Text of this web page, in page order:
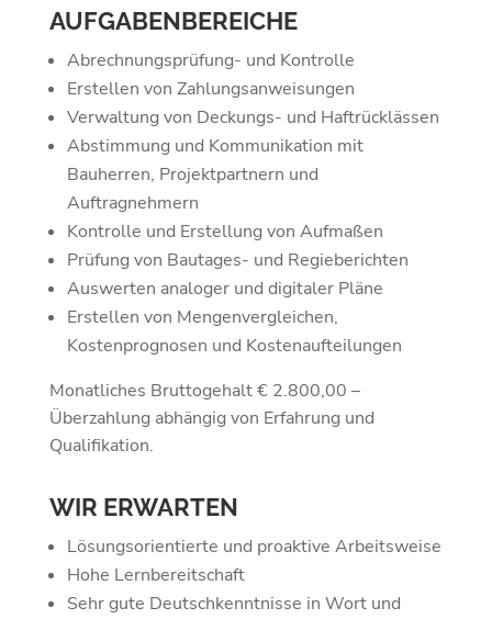
AUFGABENBEREICHE
Abrechnungsprüfung- und Kontrolle
Erstellen von Zahlungsanweisungen
Verwaltung von Deckungs- und Haftrücklässen
Abstimmung und Kommunikation mit
Bauherren, Projektpartnern und
Auftragnehmern
Kontrolle und Erstellung von Aufmaßen
Prüfung von Bautages- und Regieberichten
Auswerten analoger und digitaler Pläne
Erstellen von Mengenvergleichen,
Kostenprognosen und Kostenaufteilungen
Monatliches Bruttogehalt € 2.800,00 –
Überzahlung abhängig von Erfahrung und
Qualifikation.
WIR ERWARTEN
Lösungsorientierte und proaktive Arbeitsweise
Hohe Lernbereitschaft
Sehr gute Deutschkenntnisse in Wort und